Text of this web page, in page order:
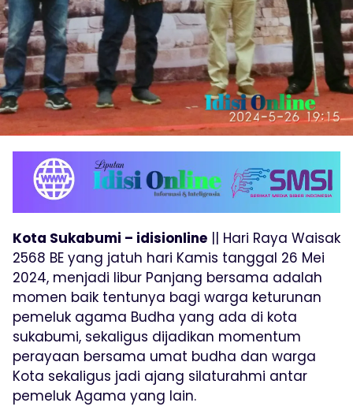
Kota Sukabumi – idisionline || Hari Raya Waisak
2568 BE yang jatuh hari Kamis tanggal 26 Mei
2024, menjadi libur Panjang bersama adalah
momen baik tentunya bagi warga keturunan
pemeluk agama Budha yang ada di kota
sukabumi, sekaligus dijadikan momentum
perayaan bersama umat budha dan warga
Kota sekaligus jadi ajang silaturahmi antar
pemeluk Agama yang lain.